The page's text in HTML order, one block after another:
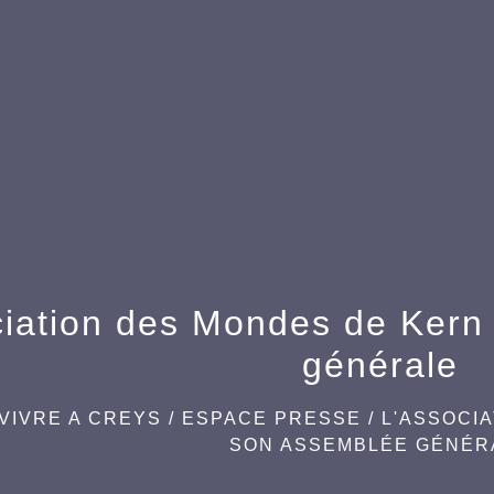
des Mondes de
générale
A CREYS / ESPACE PRESSE /
SON ASSEMBLÉE